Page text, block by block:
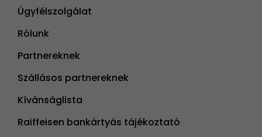
Ügyfélszolgálat
Rólunk
Partnereknek
Szállásos partnereknek
Kívánságlista
Raiffeisen bankártyás tájékoztató